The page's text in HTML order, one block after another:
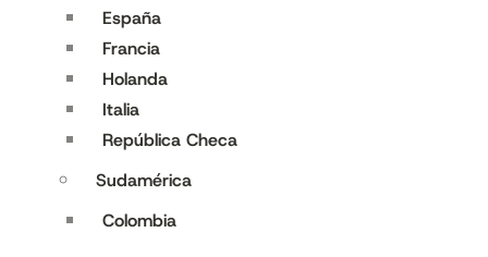
España
Francia
Holanda
Italia
República Checa
Sudamérica
Colombia